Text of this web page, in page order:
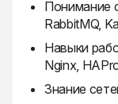
Понимание
RabbitMQ,
Навыки
Nginx,
Знание